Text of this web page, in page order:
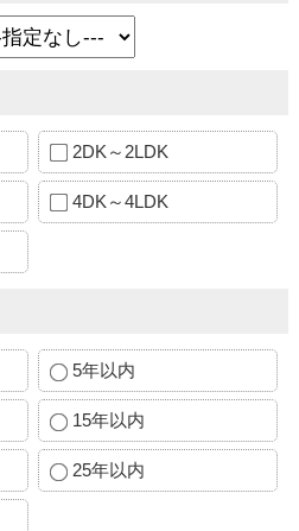
2DK～2LDK
4DK～4LDK
5年以内
15年以内
25年以内